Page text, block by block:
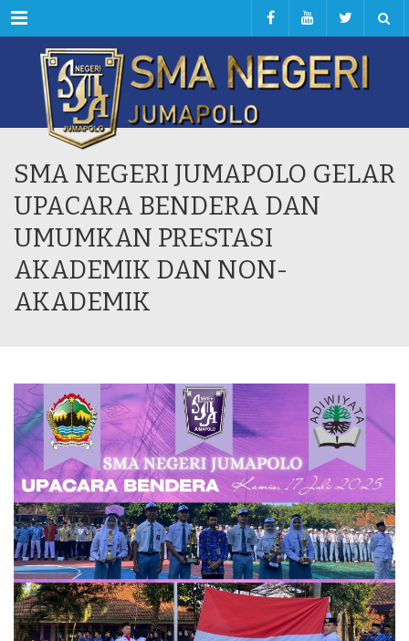
Menu
SMA NEGERI JUMAPOLO GELAR
UPACARA BENDERA DAN
UMUMKAN PRESTASI
AKADEMIK DAN NON-
AKADEMIK